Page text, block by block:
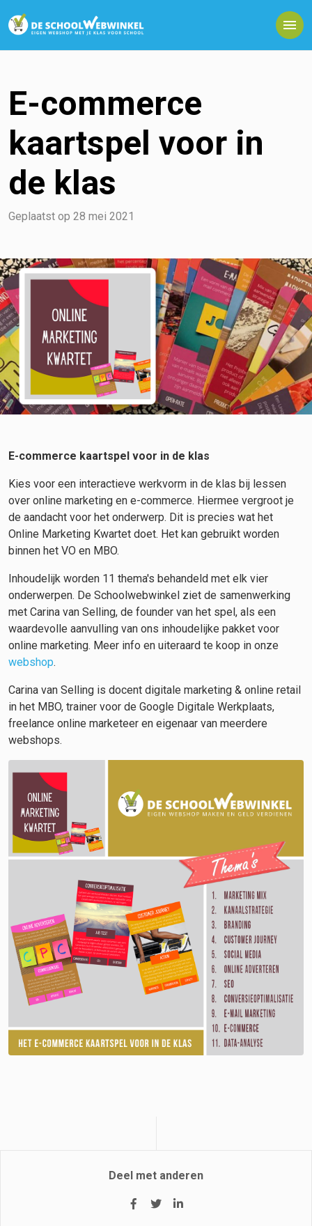
E-commerce
kaartspel voor in
de klas
Geplaatst op 28 mei 2021
E-commerce kaartspel voor in de klas
Kies voor een interactieve werkvorm in de klas bij lessen
over online marketing en e-commerce. Hiermee vergroot je
de aandacht voor het onderwerp. Dit is precies wat het
Online Marketing Kwartet doet. Het kan gebruikt worden
binnen het VO en MBO.
Inhoudelijk worden 11 thema's behandeld met elk vier
onderwerpen. De Schoolwebwinkel ziet de samenwerking
met Carina van Selling, de founder van het spel, als een
waardevolle aanvulling van ons inhoudelijke pakket voor
online marketing. Meer info en uiteraard te koop in onze
webshop.
Carina van Selling is docent digitale marketing & online retail
in het MBO, trainer voor de Google Digitale Werkplaats,
freelance online marketeer en eigenaar van meerdere
webshops.
Deel met anderen